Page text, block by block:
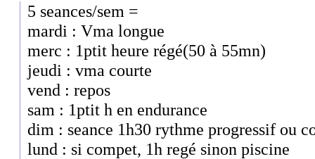
5 seances/sem =
mardi : Vma longue
merc : 1ptit heure régé(50 à 55mn)
jeudi : vma courte
vend : repos
sam : 1ptit h en endurance
dim : seance 1h30 rythme progressif ou
lund : si compet, 1h regé sinon piscine